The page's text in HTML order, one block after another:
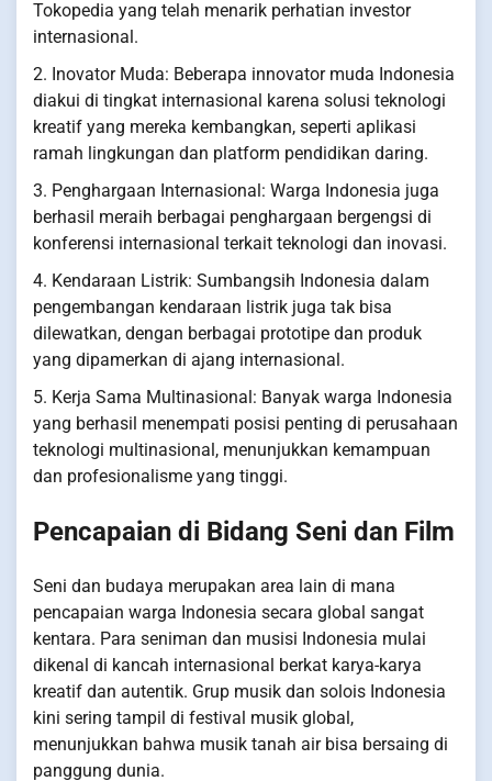
Tokopedia yang telah menarik perhatian investor
internasional.
2. Inovator Muda: Beberapa innovator muda Indonesia
diakui di tingkat internasional karena solusi teknologi
kreatif yang mereka kembangkan, seperti aplikasi
ramah lingkungan dan platform pendidikan daring.
3. Penghargaan Internasional: Warga Indonesia juga
berhasil meraih berbagai penghargaan bergengsi di
konferensi internasional terkait teknologi dan inovasi.
4. Kendaraan Listrik: Sumbangsih Indonesia dalam
pengembangan kendaraan listrik juga tak bisa
dilewatkan, dengan berbagai prototipe dan produk
yang dipamerkan di ajang internasional.
5. Kerja Sama Multinasional: Banyak warga Indonesia
yang berhasil menempati posisi penting di perusahaan
teknologi multinasional, menunjukkan kemampuan
dan profesionalisme yang tinggi.
Pencapaian di Bidang Seni dan Film
Seni dan budaya merupakan area lain di mana
pencapaian warga Indonesia secara global sangat
kentara. Para seniman dan musisi Indonesia mulai
dikenal di kancah internasional berkat karya-karya
kreatif dan autentik. Grup musik dan solois Indonesia
kini sering tampil di festival musik global,
menunjukkan bahwa musik tanah air bisa bersaing di
panggung dunia.